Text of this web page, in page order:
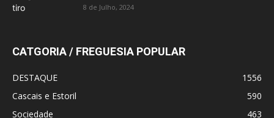
8 de Julho, 2024
CATGORIA / FREGUESIA POPULAR
DESTAQUE
1556
Cascais e Estoril
590
Sociedade
463